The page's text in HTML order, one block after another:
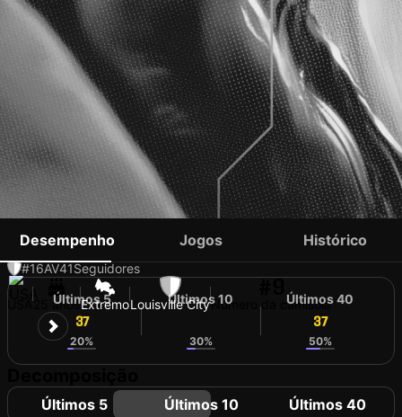
CHRIS DONOVAN
#16AV41Seguidores
25 anosExtremoLouisville CityNúmero da camisola
Desempenho Jogos Histórico
Últimos 5
37
20%
Últimos 10
30%
Últimos 40
37
50%
Últimos 5 Últimos 10 Últimos 40